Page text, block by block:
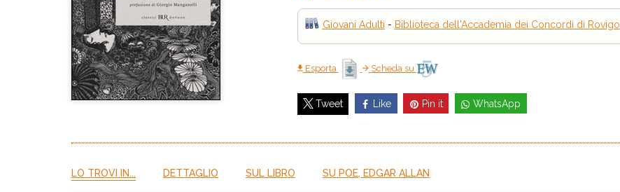
Giovani Adulti - Biblioteca dell'Accademia dei Concordi di Rovigo
Esporta Scheda su
Tweet Like Pin it WhatsApp
LO TROVI IN... DETTAGLIO SUL LIBRO SU POE, EDGAR ALLAN